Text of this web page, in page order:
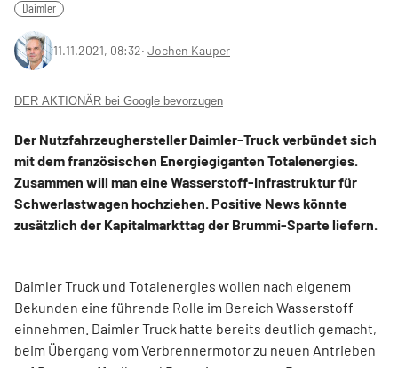
Daimler
11.11.2021, 08:32‧ Jochen Kauper
DER AKTIONÄR bei Google bevorzugen
Der Nutzfahrzeughersteller Daimler-Truck verbündet sich
mit dem französischen Energiegiganten Totalenergies.
Zusammen will man eine Wasserstoff-Infrastruktur für
Schwerlastwagen hochziehen. Positive News könnte
zusätzlich der Kapitalmarkttag der Brummi-Sparte liefern.
Daimler Truck und Totalenergies wollen nach eigenem
Bekunden eine führende Rolle im Bereich Wasserstoff
einnehmen. Daimler Truck hatte bereits deutlich gemacht,
beim Übergang vom Verbrennermotor zu neuen Antrieben